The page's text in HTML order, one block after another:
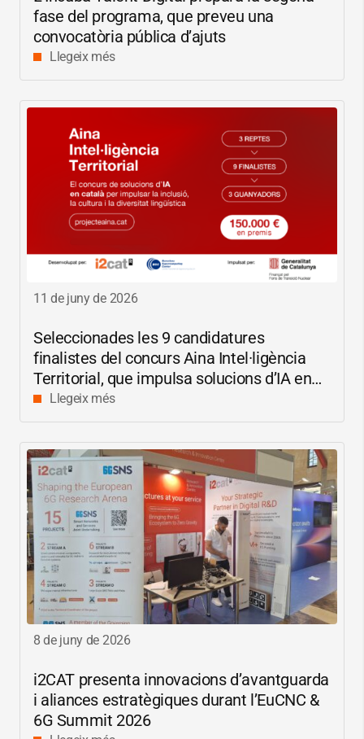
fase del programa, que preveu una
convocatòria pública d’ajuts
Llegeix més
11 de juny de 2026
Seleccionades les 9 candidatures
finalistes del concurs Aina Intel·ligència
Territorial, que impulsa solucions d’IA en
català per reduir les bretxes socials i
digitals
Llegeix més
8 de juny de 2026
i2CAT presenta innovacions d’avantguarda
i aliances estratègiques durant l’EuCNC &
6G Summit 2026